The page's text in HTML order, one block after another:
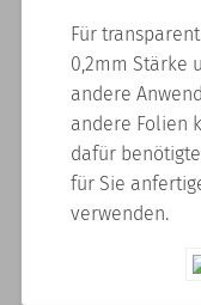
Für
0,2mm Stärke
andere
andere Folien
dafür
für Sie
verwenden.